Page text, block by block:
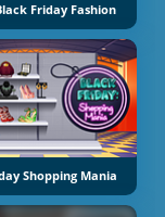
Friday Fashion
Shopping Mania